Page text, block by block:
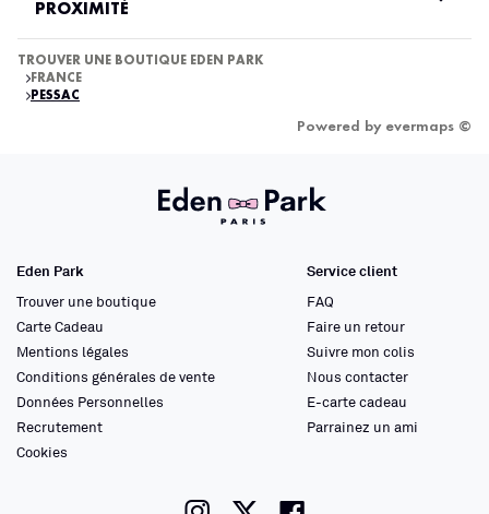
PROXIMITÉ
TROUVER UNE BOUTIQUE EDEN PARK
FRANCE
PESSAC
Powered by evermaps ©
Eden Park
Trouver une boutique
Carte Cadeau
Mentions légales
Conditions générales de vente
Données Personnelles
Recrutement
Cookies
Service client
FAQ
Faire un retour
Suivre mon colis
Nous contacter
E-carte cadeau
Parrainez un ami